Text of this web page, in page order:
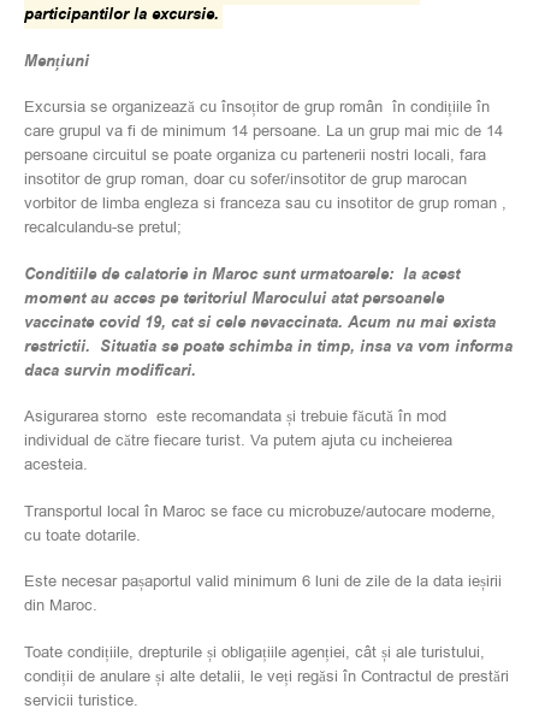
participantilor la excursie.
Mențiuni
Excursia se organizează cu însoțitor de grup român în condițiile în
care grupul va fi de minimum 14 persoane. La un grup mai mic de 14
persoane circuitul se poate organiza cu partenerii nostri locali, fara
insotitor de grup roman, doar cu sofer/insotitor de grup marocan
vorbitor de limba engleza si franceza sau cu insotitor de grup roman ,
recalculandu-se pretul;
Conditiile de calatorie in Maroc sunt urmatoarele: la acest
moment au acces pe teritoriul Marocului atat persoanele
vaccinate covid 19, cat si cele nevaccinata. Acum nu mai exista
restrictii. Situatia se poate schimba in timp, insa va vom informa
daca survin modificari.
Asigurarea storno este recomandata și trebuie făcută în mod
individual de către fiecare turist. Va putem ajuta cu incheierea
acesteia.
Transportul local în Maroc se face cu microbuze/autocare moderne,
cu toate dotarile.
Este necesar pașaportul valid minimum 6 luni de zile de la data ieșirii
din Maroc.
Toate condițiile, drepturile și obligațiile agenției, cât și ale turistului,
condiții de anulare și alte detalii, le veți regăsi în Contractul de prestări
servicii turistice.